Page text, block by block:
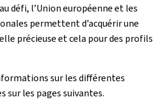
défi, l’Union européenne et les
permettent d’acquérir une
précieuse et cela pour des profils
sur les différentes
les pages suivantes.